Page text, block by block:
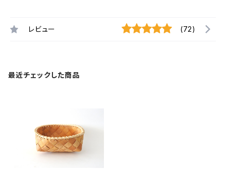
レビュー (72)
最近チェックした商品